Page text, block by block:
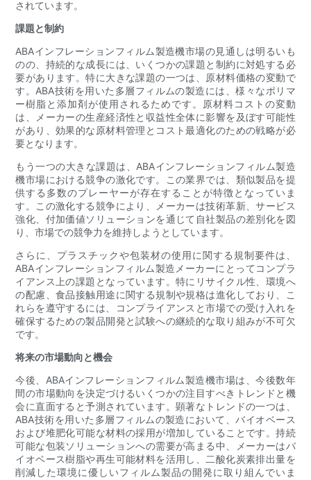
されています。
課題と制約
ABAインフレーションフィルム製造機市場の見通しは明るいも
のの、持続的な成長には、いくつかの課題と制約に対処する必
要があります。特に大きな課題の一つは、原材料価格の変動で
す。ABA技術を用いた多層フィルムの製造には、様々なポリマ
ー樹脂と添加剤が使用されるためです。原材料コストの変動
は、メーカーの生産経済性と収益性全体に影響を及ぼす可能性
があり、効果的な原材料管理とコスト最適化のための戦略が必
要となります。
もう一つの大きな課題は、ABAインフレーションフィルム製造
機市場における競争の激化です。この業界では、類似製品を提
供する多数のプレーヤーが存在することが特徴となっていま
す。この激化する競争により、メーカーは技術革新、サービス
強化、付加価値ソリューションを通じて自社製品の差別化を図
り、市場での競争力を維持しようとしています。
さらに、プラスチックや包装材の使用に関する規制要件は、
ABAインフレーションフィルム製造メーカーにとってコンプラ
イアンス上の課題となっています。特にリサイクル性、環境へ
の配慮、食品接触用途に関する規制や規格は進化しており、こ
れらを遵守するには、コンプライアンスと市場での受け入れを
確保するための製品開発と試験への継続的な取り組みが不可欠
です。
将来の市場動向と機会
今後、ABAインフレーションフィルム製造機市場は、今後数年
間の市場動向を決定づけるいくつかの注目すべきトレンドと機
会に直面すると予測されています。顕著なトレンドの一つは、
ABA技術を用いた多層フィルムの製造において、バイオベース
および堆肥化可能な材料の採用が増加していることです。持続
可能な包装ソリューションへの需要が高まる中、メーカーはバ
イオベース樹脂や再生可能材料を活用し、二酸化炭素排出量を
削減した環境に優しいフィルム製品の開発に取り組んでいま